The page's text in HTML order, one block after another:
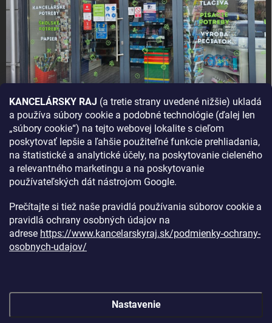
KANCELÁRSKY RAJ (a tretie strany uvedené nižšie) ukladá
a používa súbory cookie a podobné technológie (ďalej len
„súbory cookie“) na tejto webovej lokalite s cieľom
poskytovať lepšie a ľahšie použiteľné funkcie prehliadania,
na štatistické a analytické účely, na poskytovanie cieleného
a relevantného marketingu a na poskytovanie
používateľských dát nástrojom Google.
Prečítajte si tiež naše pravidlá používania súborov cookie a
pravidlá ochrany osobných údajov na
adrese https://www.kancelarskyraj.sk/podmienky-ochrany-
osobnych-udajov/
Nastavenie
AKO SA K NÁM DOSTANETE?